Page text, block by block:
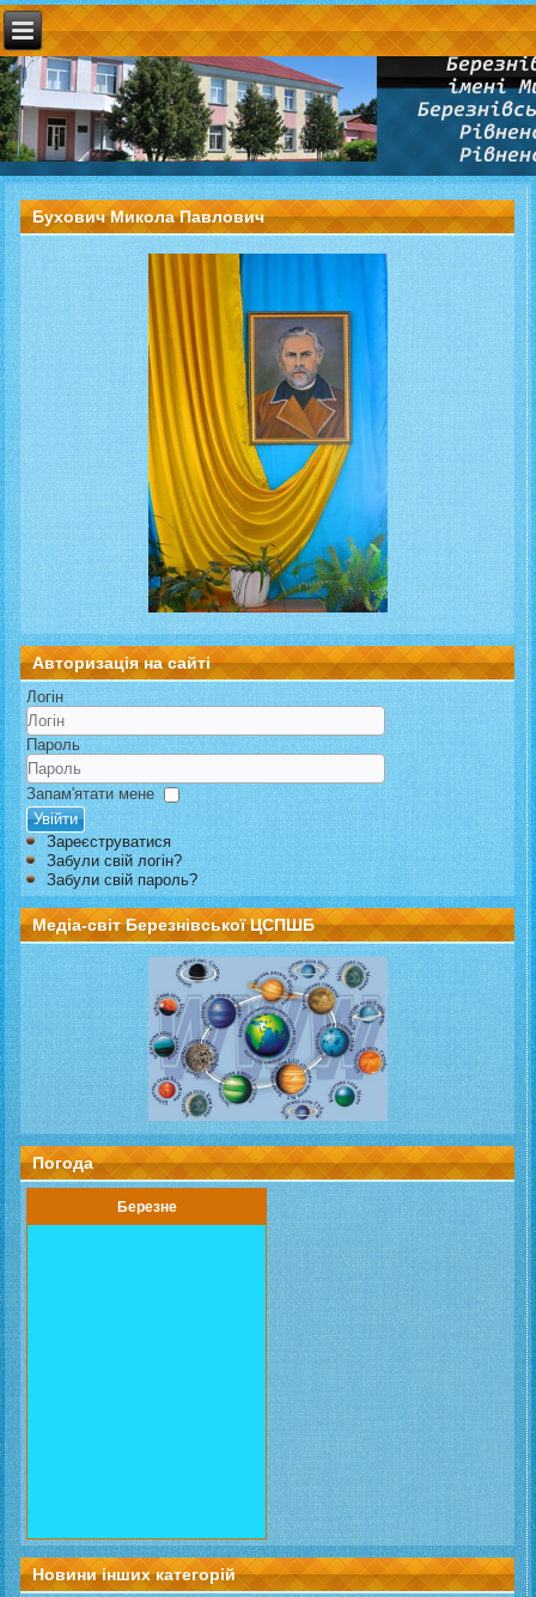
Бухович Микола Павлович
Авторизація на сайті
Логін
Пароль
Запам'ятати мене
Увійти
Зареєструватися
Забули свій логін?
Забули свій пароль?
Медіа-світ Березнівської ЦСПШБ
Погода
Березне
Новини інших категорій